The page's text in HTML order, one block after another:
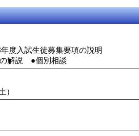
度入試生徒募集要項の説明
解説 ●個別相談
）